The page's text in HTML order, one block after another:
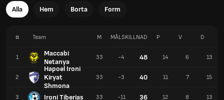
Alla Hem Borta Form
# Team
1
Maccabi
Netanya
2
Hapoel Ironi
Kiryat
Shmona
3 Ironi Tiberias
M MÅLSKILLNAD P V D
33 -4 48 14 6 13
33 -3 40 11 7 15
33 -11 36 12 8 13